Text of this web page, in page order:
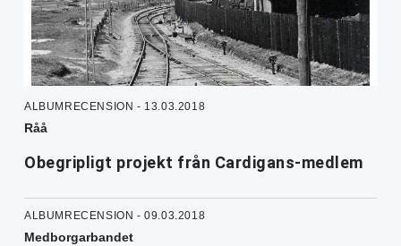
ALBUMRECENSION - 13.03.2018
Råå
Obegripligt projekt från Cardigans-medlem
ALBUMRECENSION - 09.03.2018
Medborgarbandet